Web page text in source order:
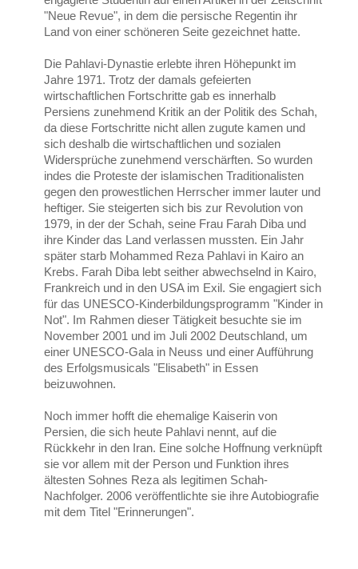
"Neue Revue", in dem die persische Regentin ihr
Land von einer schöneren Seite gezeichnet hatte.
Die Pahlavi-Dynastie erlebte ihren Höhepunkt im
Jahre 1971. Trotz der damals gefeierten
wirtschaftlichen Fortschritte gab es innerhalb
Persiens zunehmend Kritik an der Politik des Schah,
da diese Fortschritte nicht allen zugute kamen und
sich deshalb die wirtschaftlichen und sozialen
Widersprüche zunehmend verschärften. So wurden
indes die Proteste der islamischen Traditionalisten
gegen den prowestlichen Herrscher immer lauter und
heftiger. Sie steigerten sich bis zur Revolution von
1979, in der der Schah, seine Frau Farah Diba und
ihre Kinder das Land verlassen mussten. Ein Jahr
später starb Mohammed Reza Pahlavi in Kairo an
Krebs. Farah Diba lebt seither abwechselnd in Kairo,
Frankreich und in den USA im Exil. Sie engagiert sich
für das UNESCO-Kinderbildungsprogramm "Kinder in
Not". Im Rahmen dieser Tätigkeit besuchte sie im
November 2001 und im Juli 2002 Deutschland, um
einer UNESCO-Gala in Neuss und einer Aufführung
des Erfolgsmusicals "Elisabeth" in Essen
beizuwohnen.
Noch immer hofft die ehemalige Kaiserin von
Persien, die sich heute Pahlavi nennt, auf die
Rückkehr in den Iran. Eine solche Hoffnung verknüpft
sie vor allem mit der Person und Funktion ihres
ältesten Sohnes Reza als legitimen Schah-
Nachfolger. 2006 veröffentlichte sie ihre Autobiografie
mit dem Titel "Erinnerungen".